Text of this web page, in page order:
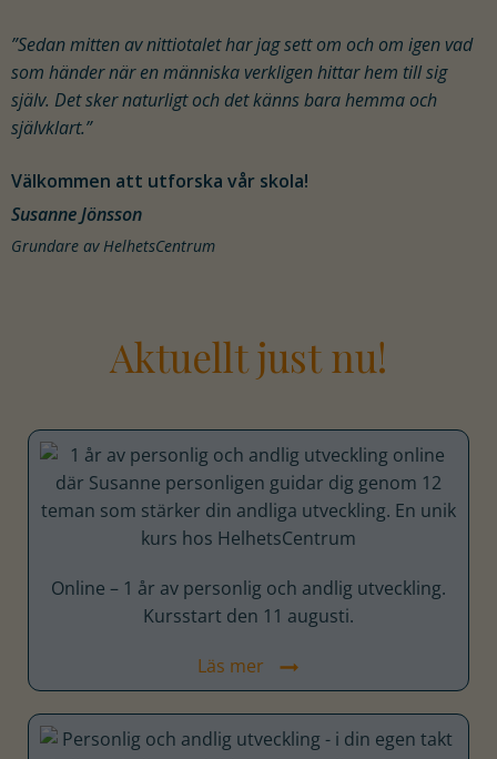
”Sedan mitten av nittiotalet har jag sett om och om igen vad
som händer när en människa verkligen hittar hem till sig
själv. Det sker naturligt och det känns bara hemma och
självklart.”
Välkommen att utforska vår skola!
Susanne Jönsson
Grundare av HelhetsCentrum
Aktuellt just nu!
Online – 1 år av personlig och andlig utveckling.
Kursstart den 11 augusti.
Läs mer